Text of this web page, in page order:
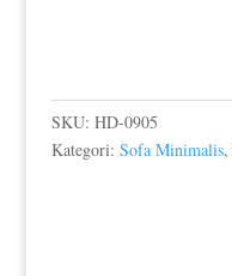
SKU: HD-0905
Kategori: Sofa Minimalis,